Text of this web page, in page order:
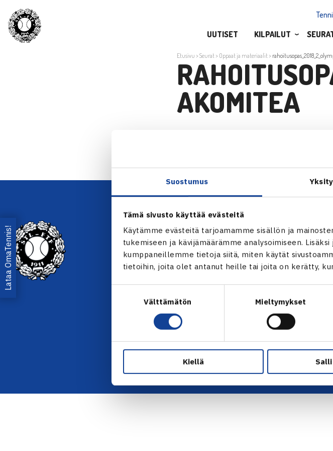
Suostumus
Tämä sivusto käyttää evästeitä
Käytämme evästeitä tarjoamamme sisällön ja
tukemiseen ja kävijämäärämme analysoimiseen.
kumppaneillemme tietoja siitä, miten käytät
tietoihin, joita olet antanut heille tai joita on kerätty,
Välttämätön Mieltymykset
Kiellä
UUTISET
KILPAILUT
Etusivu >Seurat> Oppaat ja materiaalit>
AKOMITEA
Lataa OmaTennis!
YHTEYSTIEDOT
Olympiastadion, Paavo Nurmen tie 1,
00250 Helsinki
Puh. 010 574 3959
Toimiston puhelinajat:
Muina aikoina olkaa yhteydessä
sähköpostitse: toimisto@tennis.fi
KAIKKI YHTEYSTIEDOT →
ALOITA
ALOITA
TENNIKSEN
FAQ – USEIN
→
EVÄSTEET →